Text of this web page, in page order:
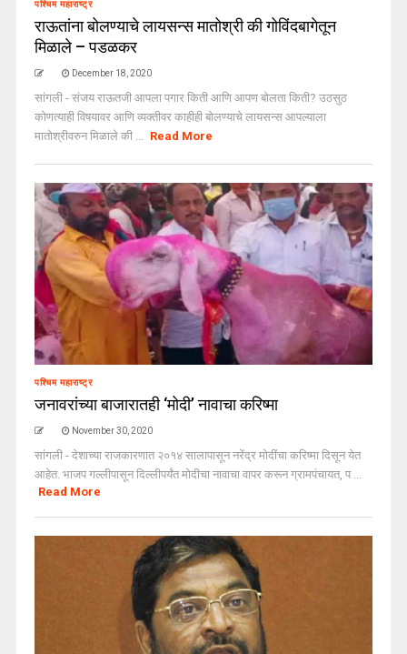
पश्चिम महाराष्ट्र
राऊतांना बोलण्याचे लायसन्स मातोश्री की गोविंदबागेतून
मिळाले – पडळकर
December 18, 2020
सांगली - संजय राऊतजी आपला पगार किती आणि आपण बोलता किती? उठसुठ
कोणत्याही विषयावर आणि व्यक्तीवर काहीही बोलण्याचे लायसन्स आपल्याला
मातोश्रीवरुन मिळाले की ... Read More
पश्चिम महाराष्ट्र
जनावरांच्या बाजारातही ‘मोदी’ नावाचा करिष्मा
November 30, 2020
सांगली - देशाच्या राजकारणात २०१४ सालापासून नरेंद्र मोदींचा करिष्मा दिसून येत
आहेत. भाजप गल्लीपासून दिल्लीपर्यंत मोदीचा नावाचा वापर करून ग्रामपंचायत, प ...
Read More